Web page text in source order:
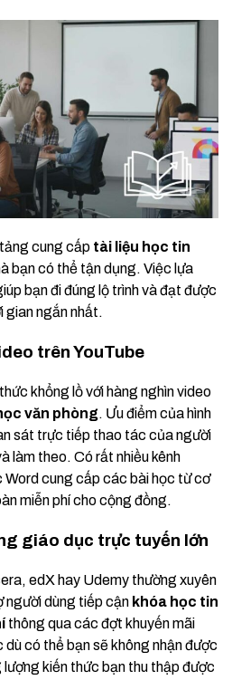
cung cấp tài liệu học tin
bạn có thể tận dụng. Việc lựa
bạn đi đúng lộ trình và đạt được
gian ngắn nhất.
trên YouTube
khổng lồ với hàng nghìn video
văn phòng. Ưu điểm của hình
sát trực tiếp thao tác của người
làm theo. Có rất nhiều kênh
Word cung cấp các bài học từ cơ
miễn phí cho cộng đồng.
giáo dục trực tuyến lớn
edX hay Udemy thường xuyên
người dùng tiếp cận khóa học tin
thông qua các đợt khuyến mãi
có thể bạn sẽ không nhận được
lượng kiến thức bạn thu thập được